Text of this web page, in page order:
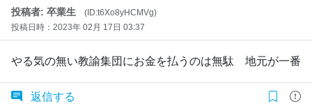
投稿者: 卒業生
(ID:t6Xo8yHCMVg)
投稿日時：2023年 02月 17日 03:37
やる気の無い教諭集団にお金を払うのは無駄 地元が一番
返信する